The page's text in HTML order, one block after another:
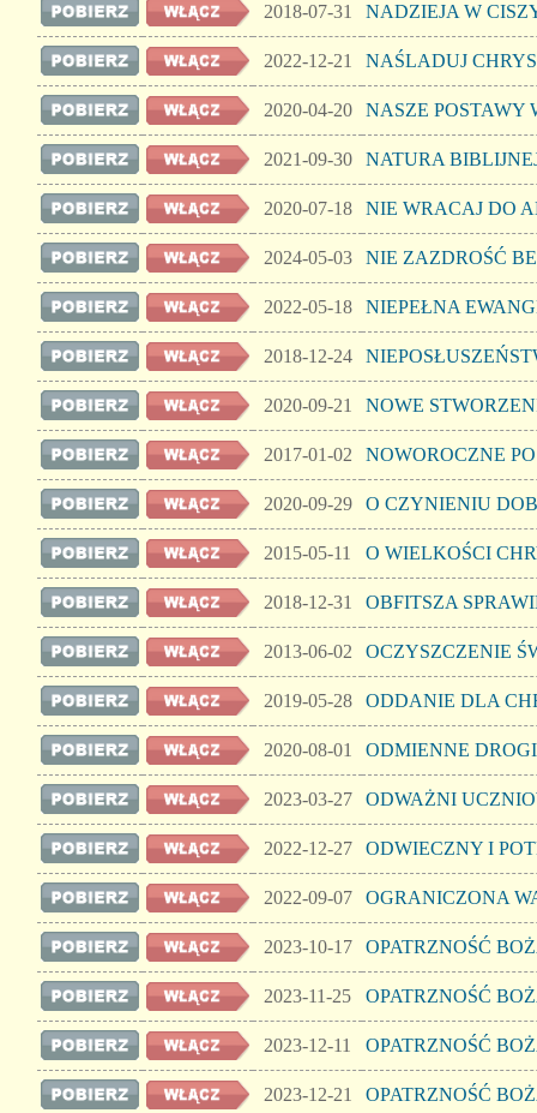
2018-07-31 NADZIEJA W
2022-12-21 NAŚLADUJ
2020-04-20 NASZE POSTAWY
2021-09-30 NATURA
2020-07-18 NIE WRACAJ DO
2024-05-03 NIE ZAZDROŚĆ
2022-05-18 NIEPEŁNA
2018-12-24
2020-09-21 NOWE
2017-01-02 NOWOROCZNE
2020-09-29 O CZYNIENIU
2015-05-11 O WIELKOŚCI
2018-12-31 OBFITSZA
2013-06-02 OCZYSZCZENIE
2019-05-28 ODDANIE DLA
2020-08-01 ODMIENNE
2023-03-27 ODWAŻNI
2022-12-27 ODWIECZNY I
2022-09-07 OGRANICZONA
2023-10-17 OPATRZNOŚĆ
2023-11-25 OPATRZNOŚĆ
2023-12-11 OPATRZNOŚĆ
2023-12-21 OPATRZNOŚĆ